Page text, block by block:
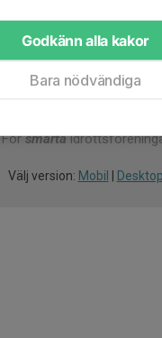
Försmarta
Välj version: Mobil Desktop
Godkänn alla kakor
Bara nödvändiga